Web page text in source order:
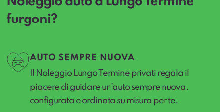
furgoni?
AUTO SEMPRE NUOVA
Il Noleggio Lungo Termine privati regala il
piacere di guidare un’auto sempre nuova,
configurata e ordinata su misura per te.